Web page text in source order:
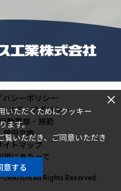
いただくためにクッキー
ます。
覧いただき、ご同意いただき
意する
バシーポリシー
メディアポリシー
動憲章・規範
曽田文庫
イトマップ
用にあたって
All Rights Reserved.